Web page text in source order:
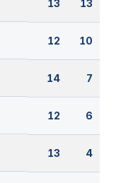
13 13
12 10
14 7
12 6
13 4